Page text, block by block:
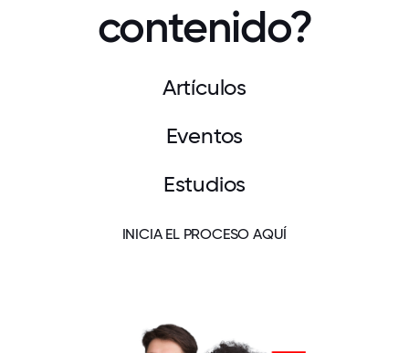
contenido?
Artículos
Eventos
Estudios
INICIA EL PROCESO AQUÍ